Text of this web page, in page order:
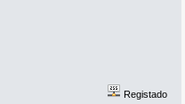
Registado